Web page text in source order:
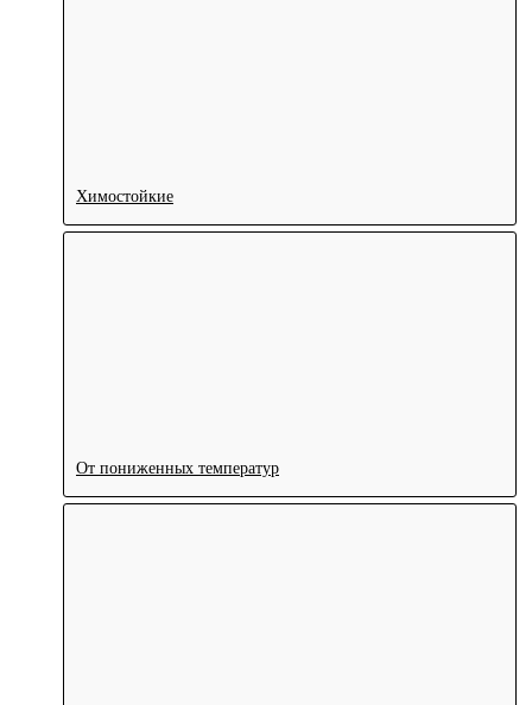
Химостойкие
От пониженных температур